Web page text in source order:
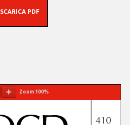
SCARICA PDF
Zoom 100%